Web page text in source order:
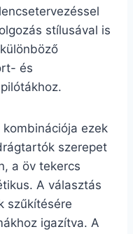
stílusával is
és
ezek
szerepet
a öv tekercs
A választás
szűkítésére
igazítva. A